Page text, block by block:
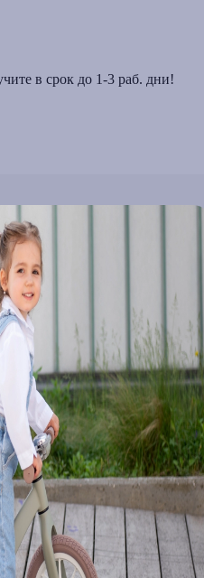
в срок до 1-3 раб. дни!